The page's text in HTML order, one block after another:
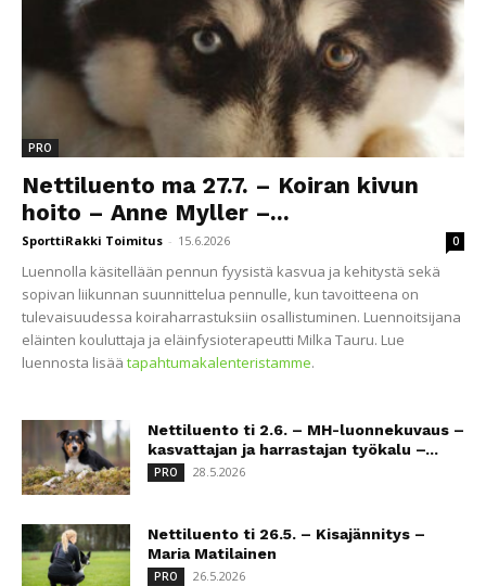
PRO
Nettiluento ma 27.7. – Koiran kivun
hoito – Anne Myller –...
SporttiRakki Toimitus - 15.6.2026 0
Luennolla käsitellään pennun fyysistä kasvua ja kehitystä sekä
sopivan liikunnan suunnittelua pennulle, kun tavoitteena on
tulevaisuudessa koiraharrastuksiin osallistuminen. Luennoitsijana
eläinten kouluttaja ja eläinfysioterapeutti Milka Tauru. Lue
luennosta lisää tapahtumakalenteristamme.
Nettiluento ti 2.6. – MH-luonnekuvaus –
kasvattajan ja harrastajan työkalu –...
PRO 28.5.2026
Nettiluento ti 26.5. – Kisajännitys –
Maria Matilainen
PRO 26.5.2026